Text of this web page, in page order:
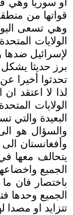
او سوريا وهي
قواتها من
وهي تسعى
الولايات
لإسرائيل ضدها
برز حديثا
تحدثوا أخيرا
لذا لا اعتقد
الولايات
البعيدة
والسؤال هو
وأفغانستان
يتحالف معها
الجميع
باختصار فان
الجميع وحدها
تتزايد او